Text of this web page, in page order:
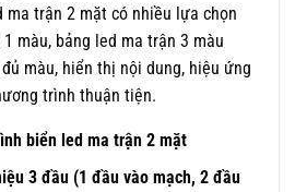
ma trận 2 mặt có nhiều lựa chọn
màu, bảng led ma trận 3 màu
màu, hiển thị nội dung, hiệu ứng
trình thuận tiện.
biển led ma trận 2 mặt
3 đầu (1 đầu vào mạch, 2 đầu